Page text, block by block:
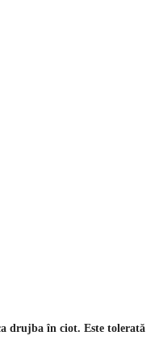
drujba în ciot. Este tolerată